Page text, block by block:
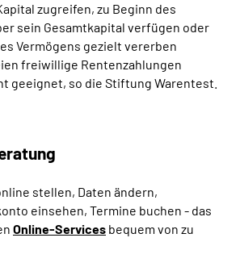
zugreifen, zu Beginn des
sein Gesamtkapital verfügen oder
Vermögens gezielt vererben
freiwillige Rentenzahlungen
geeignet, so die Stiftung Warentest.
stellen, Daten ändern,
einsehen, Termine buchen - das
Online-Services bequem von zu